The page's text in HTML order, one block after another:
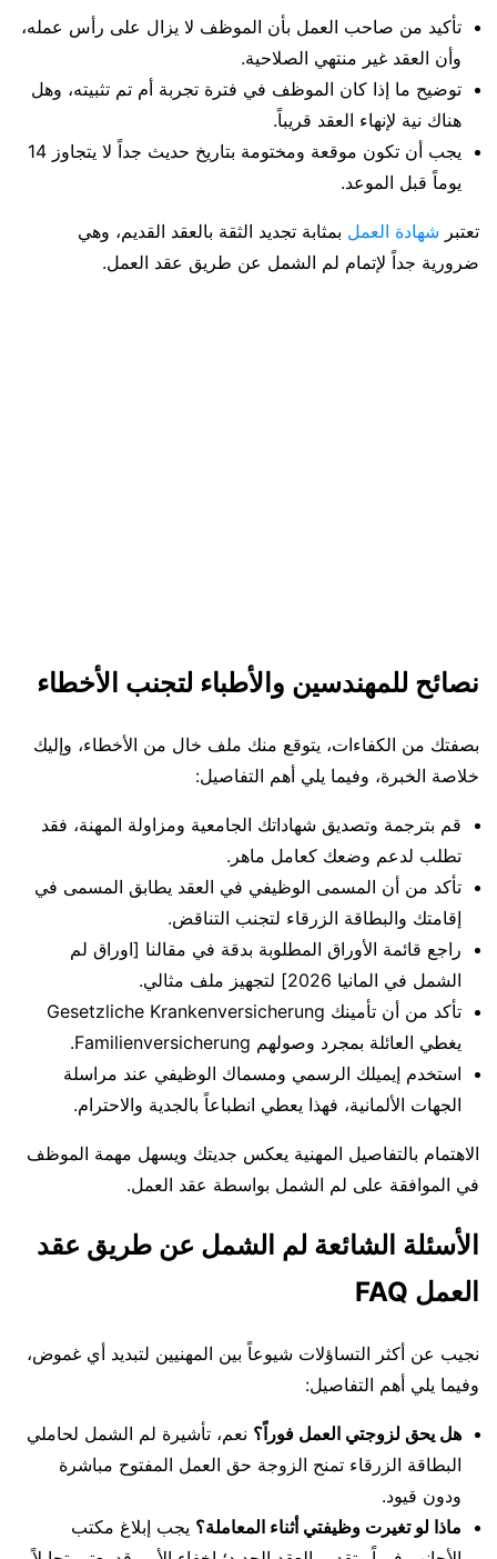
تأكيد من صاحب العمل بأن الموظف لا يزال على رأس عمله،
وأن العقد غير منتهي الصلاحية.
توضيح ما إذا كان الموظف في فترة تجربة أم تم تثبيته، وهل
هناك نية لإنهاء العقد قريباً.
يجب أن تكون موقعة ومختومة بتاريخ حديث جداً لا يتجاوز 14
يوماً قبل الموعد.
تعتبر شهادة العمل بمثابة تجديد الثقة بالعقد القديم، وهي
ضرورية جداً لإتمام لم الشمل عن طريق عقد العمل.
نصائح للمهندسين والأطباء لتجنب الأخطاء
بصفتك من الكفاءات، يتوقع منك ملف خال من الأخطاء، وإليك
خلاصة الخبرة، وفيما يلي أهم التفاصيل:
قم بترجمة وتصديق شهاداتك الجامعية ومزاولة المهنة، فقد
تطلب لدعم وضعك كعامل ماهر.
تأكد من أن المسمى الوظيفي في العقد يطابق المسمى في
إقامتك والبطاقة الزرقاء لتجنب التناقض.
راجع قائمة الأوراق المطلوبة بدقة في مقالنا [اوراق لم
الشمل في المانيا 2026] لتجهيز ملف مثالي.
تأكد من أن تأمينك Gesetzliche Krankenversicherung
يغطي العائلة بمجرد وصولهم Familienversicherung.
استخدم إيميلك الرسمي ومسماك الوظيفي عند مراسلة
الجهات الألمانية، فهذا يعطي انطباعاً بالجدية والاحترام.
الاهتمام بالتفاصيل المهنية يعكس جديتك ويسهل مهمة الموظف
في الموافقة على لم الشمل بواسطة عقد العمل.
الأسئلة الشائعة لم الشمل عن طريق عقد
العمل FAQ
نجيب عن أكثر التساؤلات شيوعاً بين المهنيين لتبديد أي غموض،
وفيما يلي أهم التفاصيل:
هل يحق لزوجتي العمل فوراً؟ نعم، تأشيرة لم الشمل لحاملي
البطاقة الزرقاء تمنح الزوجة حق العمل المفتوح مباشرة
ودون قيود.
ماذا لو تغيرت وظيفتي أثناء المعاملة؟ يجب إبلاغ مكتب